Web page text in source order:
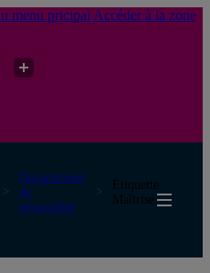
menu pricipal Accéder à la zone
Département
de
géographie
Étiquette :
Maîtrise